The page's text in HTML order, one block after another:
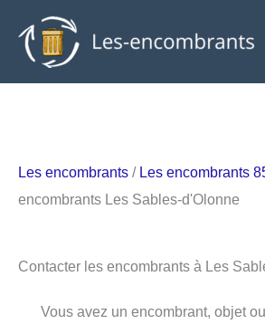
contenu
Les encombrants / Les encombrants
encombrants Les Sables-d'Olonne
Contacter les encombrants à Les
Vous avez un encombrant, objet